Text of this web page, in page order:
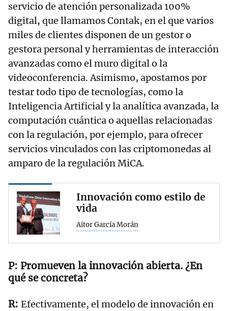
servicio de atención personalizada 100%
digital, que llamamos Contak, en el que varios
miles de clientes disponen de un gestor o
gestora personal y herramientas de interacción
avanzadas como el muro digital o la
videoconferencia. Asimismo, apostamos por
testar todo tipo de tecnologías, como la
Inteligencia Artificial y la analítica avanzada, la
computación cuántica o aquellas relacionadas
con la regulación, por ejemplo, para ofrecer
servicios vinculados con las criptomonedas al
amparo de la regulación MiCA.
Innovación como estilo de
vida
Aitor García Morán
Promueven la innovación abierta. ¿En
qué se concreta?
Efectivamente, el modelo de innovación en